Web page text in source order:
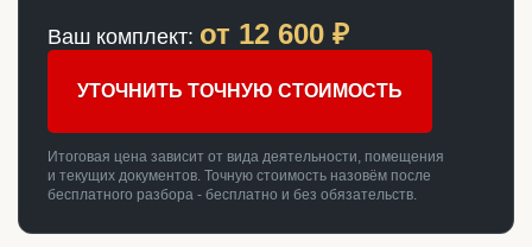
Ваш комплект: от 12 600 ₽
УТОЧНИТЬ ТОЧНУЮ СТОИМОСТЬ
Итоговая цена зависит от вида деятельности, помещения
и текущих документов. Точную стоимость назовём после
бесплатного разбора - бесплатно и без обязательств.